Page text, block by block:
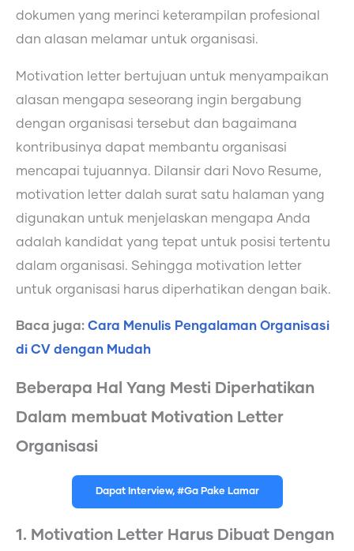
dokumen yang merinci keterampilan profesional
dan alasan melamar untuk organisasi.
Motivation letter bertujuan untuk menyampaikan
alasan mengapa seseorang ingin bergabung
dengan organisasi tersebut dan bagaimana
kontribusinya dapat membantu organisasi
mencapai tujuannya. Dilansir dari Novo Resume,
motivation letter dalah surat satu halaman yang
digunakan untuk menjelaskan mengapa Anda
adalah kandidat yang tepat untuk posisi tertentu
dalam organisasi. Sehingga motivation letter
untuk organisasi harus diperhatikan dengan baik.
Baca juga: Cara Menulis Pengalaman Organisasi
di CV dengan Mudah
Beberapa Hal Yang Mesti Diperhatikan
Dalam membuat Motivation Letter
Organisasi
Dapat Interview, #Ga Pake Lamar
1. Motivation Letter Harus Dibuat Dengan